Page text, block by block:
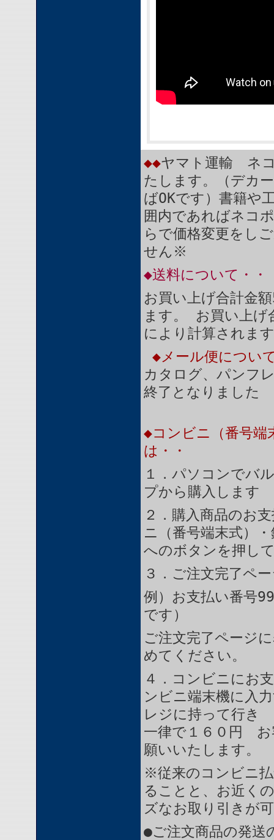
◆◆ヤマト運輸 ネ
たします。（デカ
ばOKです）書籍や
囲内であればネコ
らで価格変更をし
せん※
◆送料について・・
お買い上げ合計金
ます。 お買い上
により計算されま
◆メール便につい
カタログ、パンフ
終了となりました
◆コンビニ（番号端
は・・
１．パソコンでバ
プから購入します
２．購入商品のお
ニ（番号端末式）
へのボタンを押し
３．ご注文完了ペ
例）お支払い番号
です）
ご注文完了ページ
めてください。
４．コンビニにお
ンビニ端末機に入
レジに持って行き
一律で１６０円 お
願いいたします。
※従来のコンビニ
ることと、お近く
ズなお取り引きが
●ご注文商品の発送